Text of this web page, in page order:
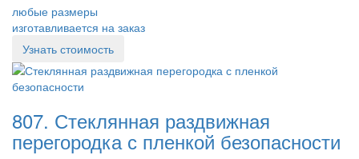
любые размеры
изготавливается на заказ
Узнать стоимость
807. Стеклянная раздвижная
перегородка с пленкой безопасности